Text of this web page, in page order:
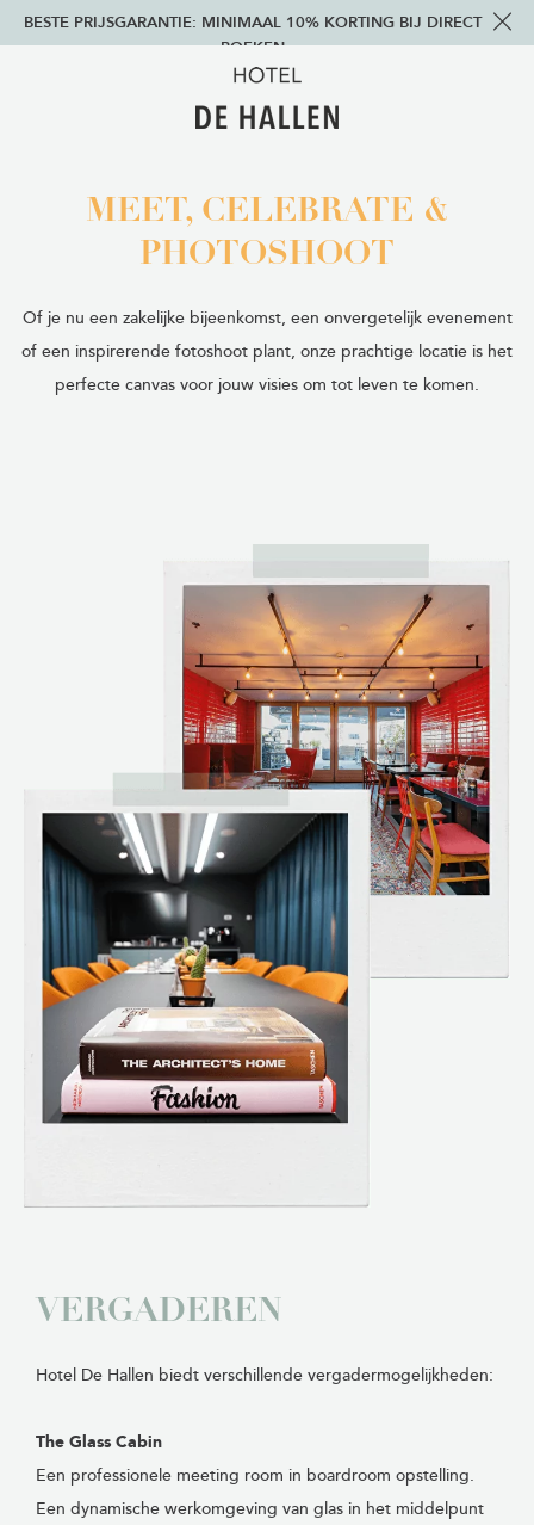
BESTE PRIJSGARANTIE: MINIMAAL 10% KORTING BIJ DIRECT
BOEKEN
MEET, CELEBRATE &
PHOTOSHOOT
Of je nu een zakelijke bijeenkomst, een onvergetelijk evenement
of een inspirerende fotoshoot plant, onze prachtige locatie is het
perfecte canvas voor jouw visies om tot leven te komen.
VERGADEREN
Hotel De Hallen biedt verschillende vergadermogelijkheden:
The Glass Cabin
Een professionele meeting room in boardroom opstelling.
Een dynamische werkomgeving van glas in het middelpunt